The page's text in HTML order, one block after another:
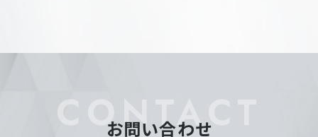
CONTACT
お問い合わせ